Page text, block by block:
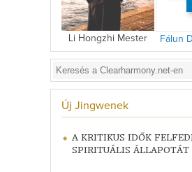
Li Hongzhi Mester Fálun
Új Jingwenek
A KRITIKUS IDŐK
SPIRITUÁLIS ÁLLAPOTÁT